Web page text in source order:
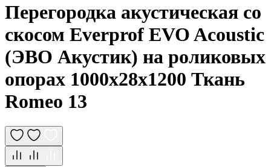
Перегородка акустическая со
скосом Everprof EVO Acoustic
(ЭВО Акустик) на роликовых
опорах 1000х28х1200 Ткань
Romeo 13